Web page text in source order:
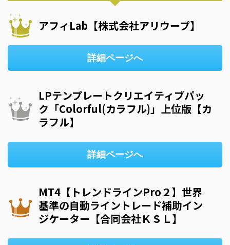
アフィLab【株式会社アリウープ】
詳細ページへ
LPテンプレートクリエイティブパッ
ク「Colorful(カラフル)」上位版【カ
ラフル】
詳細ページへ
MT4【トレンドラインPro２】世界
基準の自動ライントレード補助イン
ジケーター【合同会社ＫＳＬ】